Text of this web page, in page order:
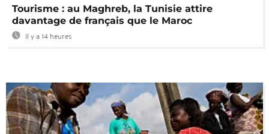
Tourisme : au Maghreb, la Tunisie attire
davantage de français que le Maroc
Il y a 14 heures